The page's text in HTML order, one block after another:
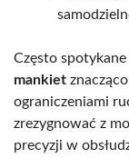
Często
mankiet
ograniczeniami
zrezygnować z
precyzji w